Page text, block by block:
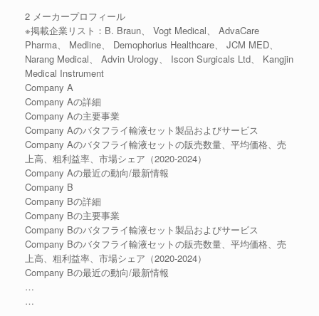
2 メーカープロフィール
※掲載企業リスト：B. Braun、 Vogt Medical、 AdvaCare
Pharma、 Medline、 Demophorius Healthcare、 JCM MED、
Narang Medical、 Advin Urology、 Iscon Surgicals Ltd、 Kangjin
Medical Instrument
Company A
Company Aの詳細
Company Aの主要事業
Company Aのバタフライ輸液セット製品およびサービス
Company Aのバタフライ輸液セットの販売数量、平均価格、売
上高、粗利益率、市場シェア（2020-2024）
Company Aの最近の動向/最新情報
Company B
Company Bの詳細
Company Bの主要事業
Company Bのバタフライ輸液セット製品およびサービス
Company Bのバタフライ輸液セットの販売数量、平均価格、売
上高、粗利益率、市場シェア（2020-2024）
Company Bの最近の動向/最新情報
…
…